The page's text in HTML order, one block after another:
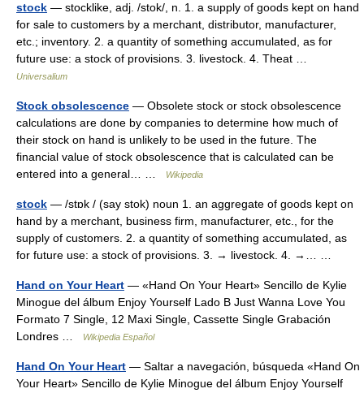
stock — stocklike, adj. /stok/, n. 1. a supply of goods kept on hand
for sale to customers by a merchant, distributor, manufacturer,
etc.; inventory. 2. a quantity of something accumulated, as for
future use: a stock of provisions. 3. livestock. 4. Theat …
Universalium
Stock obsolescence — Obsolete stock or stock obsolescence
calculations are done by companies to determine how much of
their stock on hand is unlikely to be used in the future. The
financial value of stock obsolescence that is calculated can be
entered into a general… …
Wikipedia
stock — /stɒk / (say stok) noun 1. an aggregate of goods kept on
hand by a merchant, business firm, manufacturer, etc., for the
supply of customers. 2. a quantity of something accumulated, as
for future use: a stock of provisions. 3. → livestock. 4. →… …
Hand on Your Heart — «Hand On Your Heart» Sencillo de Kylie
Minogue del álbum Enjoy Yourself Lado B Just Wanna Love You
Formato 7 Single, 12 Maxi Single, Cassette Single Grabación
Londres …
Wikipedia Español
Hand On Your Heart — Saltar a navegación, búsqueda «Hand On
Your Heart» Sencillo de Kylie Minogue del álbum Enjoy Yourself